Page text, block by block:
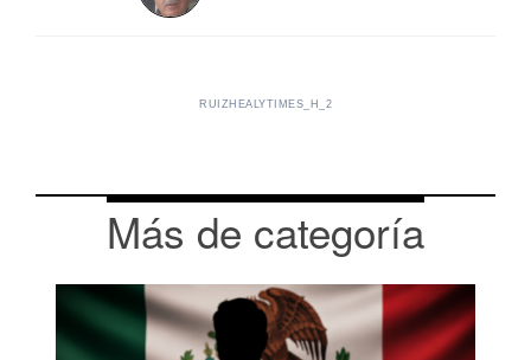
RUIZHEALYTIMES_H_2
Más de categoría